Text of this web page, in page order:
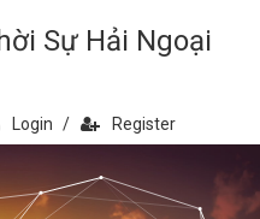
Sự Hải Ngoại
Login / Register